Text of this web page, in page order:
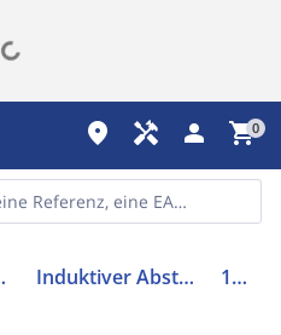
place handyman person shopping_cart0
Induktiver Abstandssensor 15355